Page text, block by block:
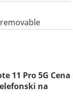
11 Pro 5G Cena
na